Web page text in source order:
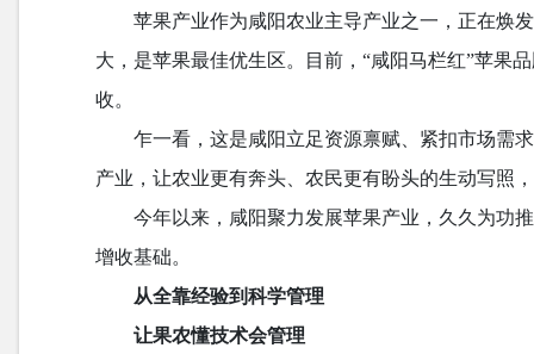
苹果产业作为咸阳农业主导产业之一，正在焕
大，是苹果最佳优生区。目前，“咸阳马栏红”苹果
收。
乍一看，这是咸阳立足资源禀赋、紧扣市场需
产业，让农业更有奔头、农民更有盼头的生动写照
今年以来，咸阳聚力发展苹果产业，久久为功
增收基础。
从全靠经验到科学管理
让果农懂技术会管理